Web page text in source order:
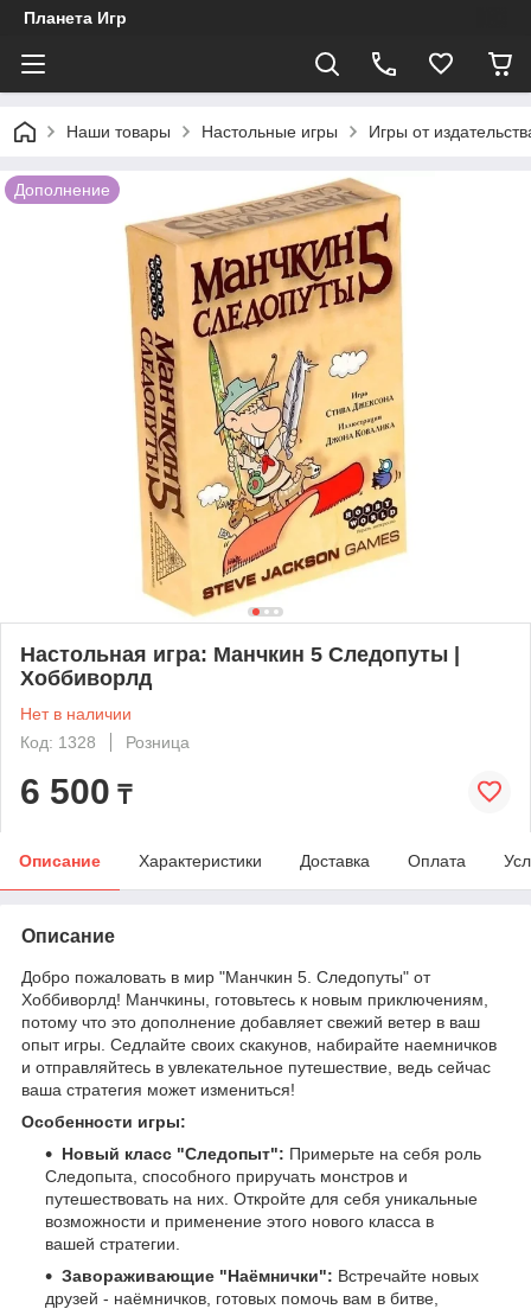
Планета Игр
Наши товары Настольные игры Игры от
Дополнение
Настольная игра: Манчкин 5 Следопуты |
Хоббиворлд
Нет в наличии
Код: 1328
Розница
6 500 ₸
Описание Характеристики Доставка Оплата
Описание
Добро пожаловать в мир "Манчкин 5. Следопуты" от
Хоббиворлд! Манчкины, готовьтесь к новым приключениям,
потому что это дополнение добавляет свежий ветер в ваш
опыт игры. Седлайте своих скакунов, набирайте наемничков
и отправляйтесь в увлекательное путешествие, ведь сейчас
ваша стратегия может измениться!
Особенности игры:
Новый класс "Следопыт": Примерьте на себя роль
Следопыта, способного приручать монстров и
путешествовать на них. Откройте для себя уникальные
возможности и применение этого нового класса в
вашей стратегии.
Завораживающие "Наёмнички": Встречайте новых
друзей - наёмничков, готовых помочь вам в битве,